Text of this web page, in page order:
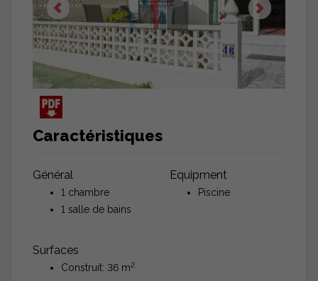
Caractéristiques
Général
1 chambre
1 salle de bains
Surfaces
Construit: 36 m2
Equipment
Piscine